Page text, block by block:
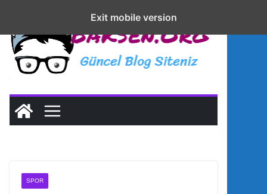
SPOR
Exit mobile version
Exit mobile version